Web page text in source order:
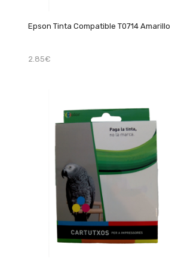
Epson Tinta Compatible T0714 Amarillo
2.85€